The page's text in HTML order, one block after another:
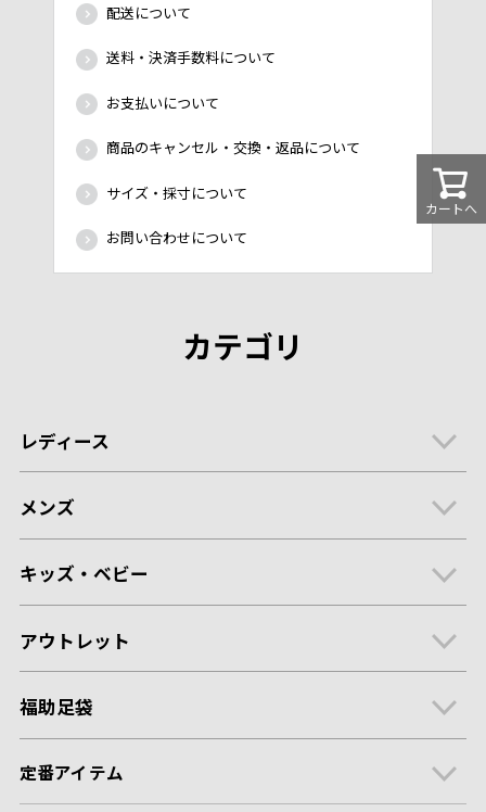
カートへ
配送について
送料・決済手数料について
お支払いについて
商品のキャンセル・交換・返品について
サイズ・採寸について
お問い合わせについて
カテゴリ
レディース
メンズ
キッズ・ベビー
アウトレット
福助足袋
定番アイテム